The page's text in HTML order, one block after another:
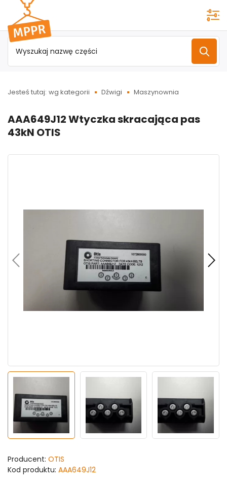
Przejdź do
menu
głównego
Jesteś tutaj: wg kategorii Dźwigi Maszynownia
AAA649J12 Wtyczka skracająca pas
43kN OTIS
Producent: OTIS
Kod produktu: AAA649J12